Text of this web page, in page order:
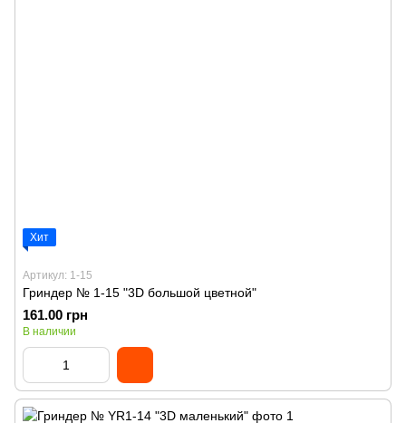
Хит
Артикул: 1-15
Гриндер № 1-15 "3D большой цветной"
161.00 грн
В наличии